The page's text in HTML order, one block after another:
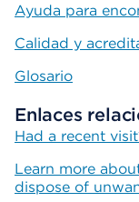
Ayuda para
Calidad y
Glosario
Enlaces
Had a recent
Learn more
dispose of